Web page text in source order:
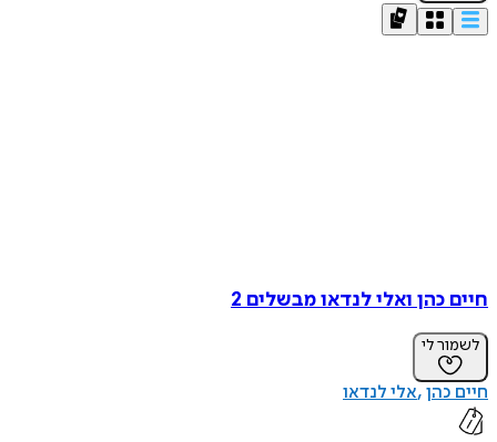
חיים כהן ואלי לנדאו מבשלים 2
לשמור לי
חיים כהן אלי לנדאו